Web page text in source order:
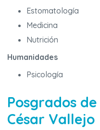
Estomatología
Medicina
Nutrición
Humanidades
Psicología
Posgrados
César Vallejo